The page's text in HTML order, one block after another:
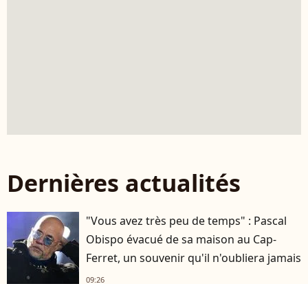
Dernières actualités
"Vous avez très peu de temps" : Pascal
Obispo évacué de sa maison au Cap-
Ferret, un souvenir qu'il n'oubliera jamais
09:26